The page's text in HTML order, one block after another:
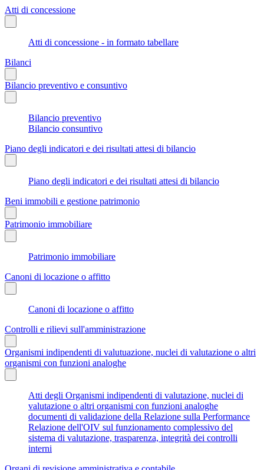
Atti di concessione
Atti di concessione - in formato tabellare
Bilanci
Bilancio preventivo e consuntivo
Bilancio preventivo
Bilancio consuntivo
Piano degli indicatori e dei risultati attesi di bilancio
Piano degli indicatori e dei risultati attesi di bilancio
Beni immobili e gestione patrimonio
Patrimonio immobiliare
Patrimonio immobiliare
Canoni di locazione o affitto
Canoni di locazione o affitto
Controlli e rilievi sull'amministrazione
Organismi indipendenti di valutuazione, nuclei di valutazione o altri
organismi con funzioni analoghe
Atti degli Organismi indipendenti di valutazione, nuclei di
valutazione o altri organismi con funzioni analoghe
documenti di validazione della Relazione sulla Performance
Relazione dell'OIV sul funzionamento complessivo del
sistema di valutazione, trasparenza, integrità dei controlli
interni